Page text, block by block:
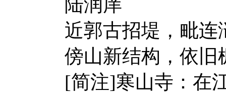
陆润庠
近郭古招堤，毗连
傍山新结构，依旧
[简注]寒山寺：在